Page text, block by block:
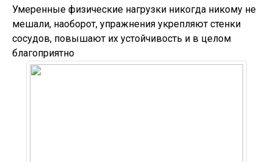
Умеренные физические нагрузки никогда никому не
мешали, наоборот, упражнения укрепляют стенки
сосудов, повышают их устойчивость и в целом
благоприятно